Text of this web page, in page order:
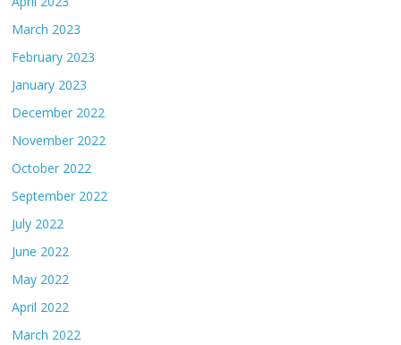
March 2023
February 2023
January 2023
December 2022
November 2022
October 2022
September 2022
July 2022
June 2022
May 2022
April 2022
March 2022